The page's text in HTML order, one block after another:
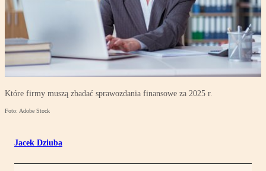
Które firmy muszą zbadać sprawozdania finansowe za 2025 r.
Foto: Adobe Stock
Jacek Dziuba